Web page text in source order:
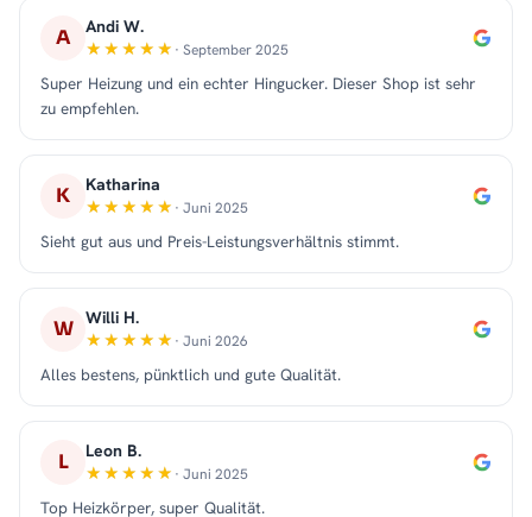
A Andi W.
· September 2025
Super Heizung und ein echter Hingucker. Dieser Shop ist sehr
zu empfehlen.
K Katharina
· Juni 2025
Sieht gut aus und Preis-Leistungsverhältnis stimmt.
W Willi H.
· Juni 2026
Alles bestens, pünktlich und gute Qualität.
L Leon B.
· Juni 2025
Top Heizkörper, super Qualität.